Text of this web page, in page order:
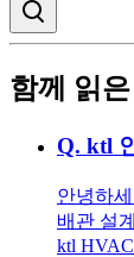
함께 읽
Q. ktl
안녕하
배관 설
ktl